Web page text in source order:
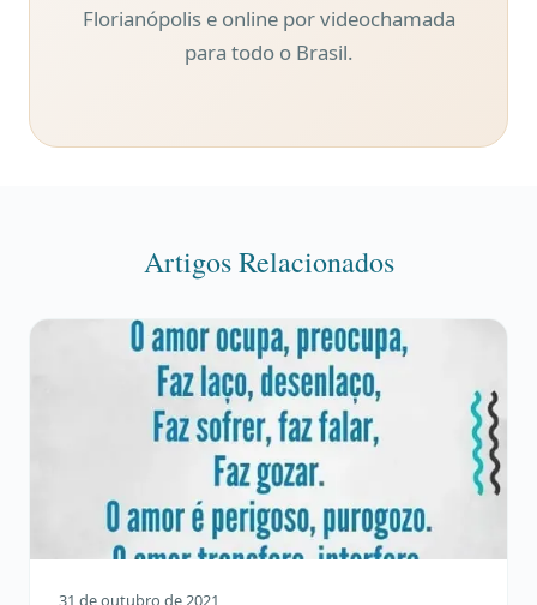
Florianópolis e online por videochamada
para todo o Brasil.
Artigos Relacionados
31 de outubro de 2021